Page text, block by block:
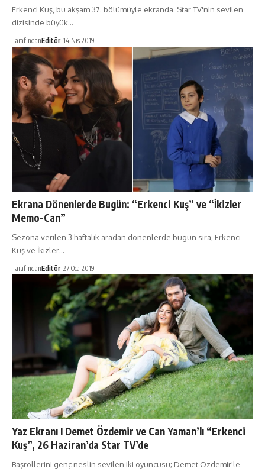
Erkenci Kuş, bu akşam 37. bölümüyle ekranda. Star TV'nin sevilen
dizisinde büyük…
TarafındanEditör 14 Nis 2019
Ekrana Dönenlerde Bugün: “Erkenci Kuş” ve “İkizler
Memo-Can”
Sezona verilen 3 haftalık aradan dönenlerde bugün sıra, Erkenci
Kuş ve İkizler…
TarafındanEditör 27 Oca 2019
Yaz Ekranı I Demet Özdemir ve Can Yaman’lı “Erkenci
Kuş”, 26 Haziran’da Star TV’de
Başrollerini genç neslin sevilen iki oyuncusu; Demet Özdemir'le